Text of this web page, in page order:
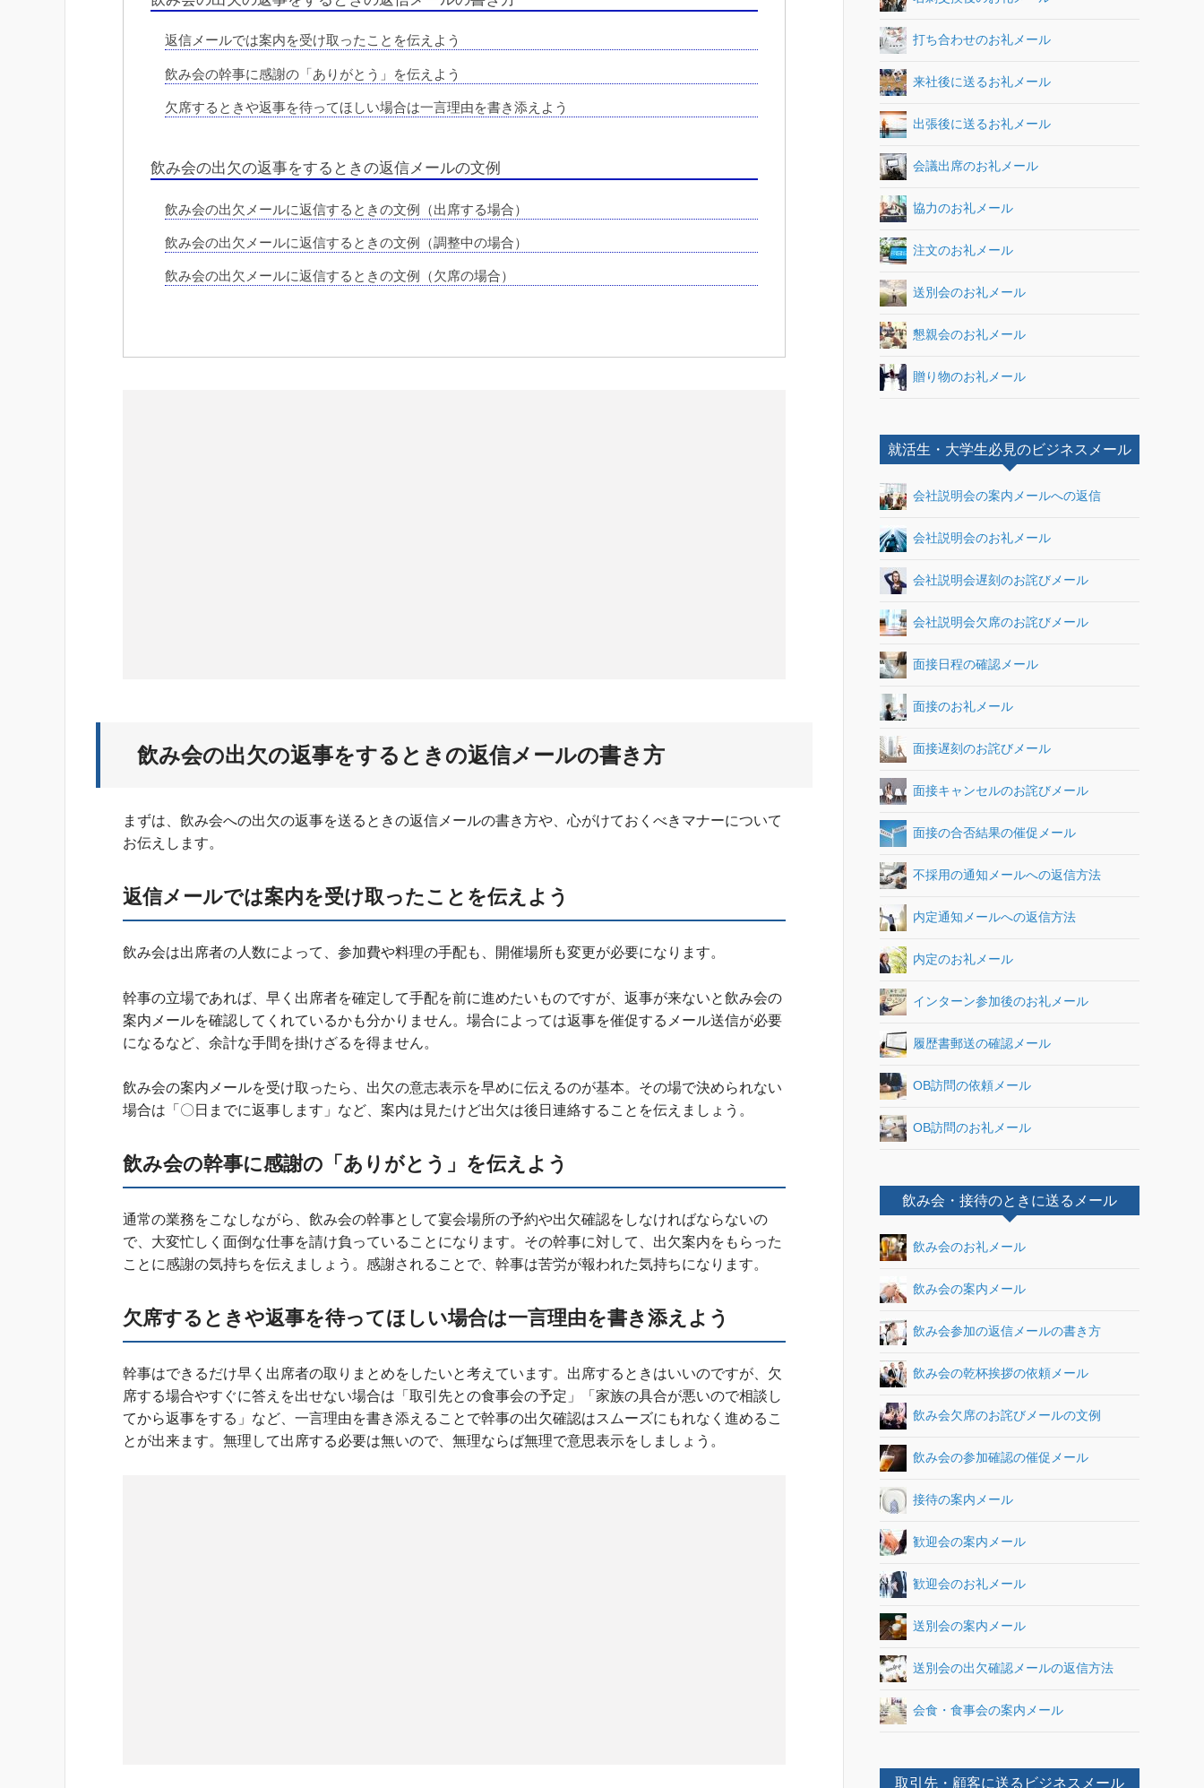
返信メールでは案内を受け取ったことを伝えよう
飲み会の幹事に感謝の「ありがとう」を伝えよう
欠席するときや返事を待ってほしい場合は一言理由を書き添えよう
飲み会の出欠の返事をするときの返信メールの文例
飲み会の出欠メールに返信するときの文例（出席する場合）
飲み会の出欠メールに返信するときの文例（調整中の場合）
飲み会の出欠メールに返信するときの文例（欠席の場合）
飲み会の出欠の返事をするときの返信メールの書き方
まずは、飲み会への出欠の返事を送るときの返信メールの書き方や、心がけておくべきマナーについて
お伝えします。
返信メールでは案内を受け取ったことを伝えよう
飲み会は出席者の人数によって、参加費や料理の手配も、開催場所も変更が必要になります。
幹事の立場であれば、早く出席者を確定して手配を前に進めたいものですが、返事が来ないと飲み会の
案内メールを確認してくれているかも分かりません。場合によっては返事を催促するメール送信が必要
になるなど、余計な手間を掛けざるを得ません。
飲み会の案内メールを受け取ったら、出欠の意志表示を早めに伝えるのが基本。その場で決められない
場合は「〇日までに返事します」など、案内は見たけど出欠は後日連絡することを伝えましょう。
飲み会の幹事に感謝の「ありがとう」を伝えよう
通常の業務をこなしながら、飲み会の幹事として宴会場所の予約や出欠確認をしなければならないの
で、大変忙しく面倒な仕事を請け負っていることになります。その幹事に対して、出欠案内をもらった
ことに感謝の気持ちを伝えましょう。感謝されることで、幹事は苦労が報われた気持ちになります。
欠席するときや返事を待ってほしい場合は一言理由を書き添えよう
幹事はできるだけ早く出席者の取りまとめをしたいと考えています。出席するときはいいのですが、欠
席する場合やすぐに答えを出せない場合は「取引先との食事会の予定」「家族の具合が悪いので相談し
てから返事をする」など、一言理由を書き添えることで幹事の出欠確認はスムーズにもれなく進めるこ
とが出来ます。無理して出席する必要は無いので、無理ならば無理で意思表示をしましょう。
打ち合わせのお礼メール
来社後に送るお礼メール
出張後に送るお礼メール
会議出席のお礼メール
協力のお礼メール
注文のお礼メール
送別会のお礼メール
懇親会のお礼メール
贈り物のお礼メール
就活生・大学生必見のビジネスメール
会社説明会の案内メールへの返信
会社説明会のお礼メール
会社説明会遅刻のお詫びメール
会社説明会欠席のお詫びメール
面接日程の確認メール
面接のお礼メール
面接遅刻のお詫びメール
面接キャンセルのお詫びメール
面接の合否結果の催促メール
不採用の通知メールへの返信方法
内定通知メールへの返信方法
内定のお礼メール
インターン参加後のお礼メール
履歴書郵送の確認メール
OB訪問の依頼メール
OB訪問のお礼メール
飲み会・接待のときに送るメール
飲み会のお礼メール
飲み会の案内メール
飲み会参加の返信メールの書き方
飲み会の乾杯挨拶の依頼メール
飲み会欠席のお詫びメールの文例
飲み会の参加確認の催促メール
接待の案内メール
歓迎会の案内メール
歓迎会のお礼メール
送別会の案内メール
送別会の出欠確認メールの返信方法
会食・食事会の案内メール
取引先・顧客に送るビジネスメール